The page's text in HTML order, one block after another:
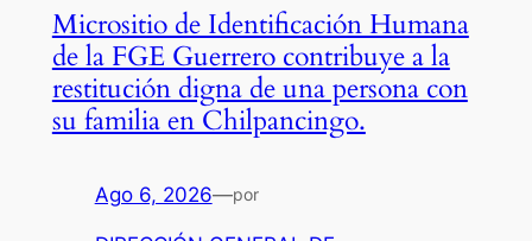
Micrositio de Identificación Humana
de la FGE Guerrero contribuye a la
restitución digna de una persona con
su familia en Chilpancingo.
Ago 6, 2026—por